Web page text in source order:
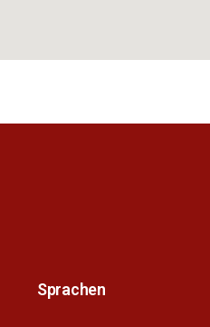
Sprachen